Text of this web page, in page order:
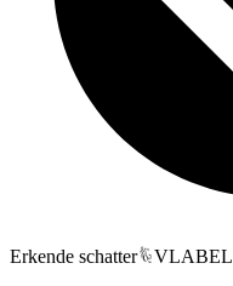
Erkende schatter
VLABEL